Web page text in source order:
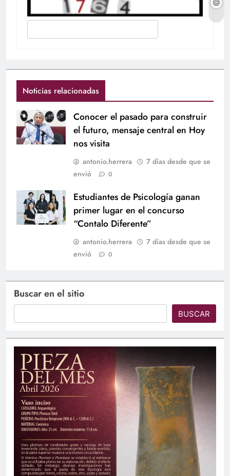
Noticias relacionadas
Conocer el pasado para construir
el futuro, mensaje central en Hoy
nos visita
antonio.herrera
7 días desde que se
envió
0
Estudiantes de Psicología ganan
primer lugar en el concurso
“Contalo Diferente”
antonio.herrera
7 días desde que se
envió
0
Buscar en el sitio
BUSCAR